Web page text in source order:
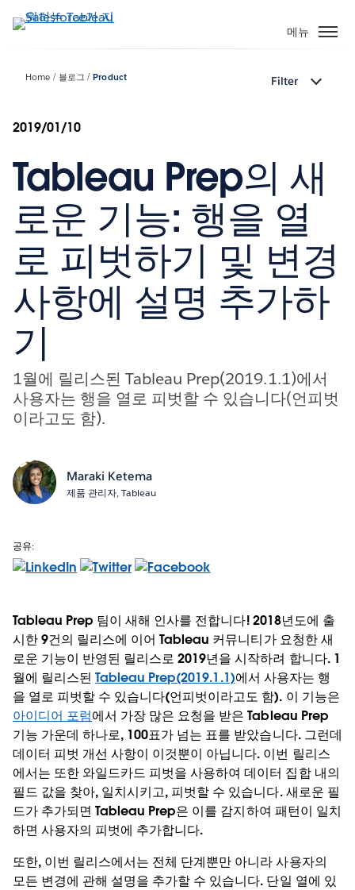
요
건
뛰
메뉴
Home 블로그 Product Filter
2019/01/10
Tableau Prep의 새
로운 기능: 행을 열
로 피벗하기 및 변경
사항에 설명 추가하
기
1월에 릴리스된 Tableau Prep(2019.1.1)에서
사용자는 행을 열로 피벗할 수 있습니다(언피벗
이라고도 함).
Maraki Ketema
제품 관리자, Tableau
공유:
Tableau Prep 팀이 새해 인사를 전합니다! 2018년도에 출
시한 9건의 릴리스에 이어 Tableau 커뮤니티가 요청한 새
로운 기능이 반영된 릴리스로 2019년을 시작하려 합니다. 1
월에 릴리스된Tableau Prep(2019.1.1)에서 사용자는 행
을 열로 피벗할 수 있습니다(언피벗이라고도 함). 이 기능은
아이디어 포럼에서 가장 많은 요청을 받은 Tableau Prep
기능 가운데 하나로, 100표가 넘는 표를 받았습니다. 그런데
데이터 피벗 개선 사항이 이것뿐이 아닙니다. 이번 릴리스
에서는 또한 와일드카드 피벗을 사용하여 데이터 집합 내의
필드 값을 찾아, 일치시키고, 피벗할 수 있습니다. 새로운 필
드가 추가되면 Tableau Prep은 이를 감지하여 패턴이 일치
하면 사용자의 피벗에 추가합니다.
또한, 이번 릴리스에서는 전체 단계뿐만 아니라 사용자의
모든 변경에 관해 설명을 추가할 수 있습니다. 단일 열에 있